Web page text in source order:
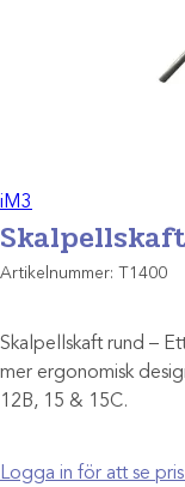
iM3
Artikelnummer: T1400
Skalpellskaft rund –
mer ergonomisk
12B, 15 & 15C.
Logga in för att se